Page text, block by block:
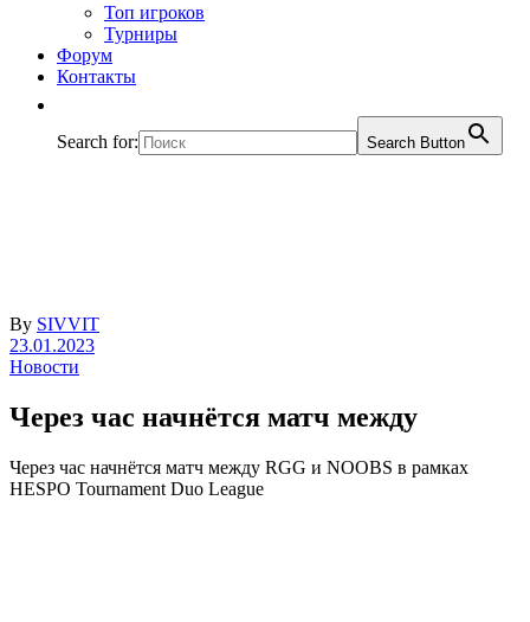
Топ игроков
Турниры
Форум
Контакты
Search for: Search Button
By SIVVIT
23.01.2023
Новости
Через час начнётся матч между
Через час начнётся матч между RGG и NOOBS в рамках
HESPO Tournament Duo League